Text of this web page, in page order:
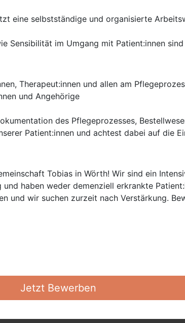
eine selbstständige und organisierte
Sensibilität im Umgang mit Patient:innen
Therapeut:innen und allen am
und Angehörige
des Pflegeprozesses,
Patient:innen und achtest dabei auf die
Tobias in Wörth! Wir sind ein
haben weder demenziell erkrankte
und wir suchen zurzeit nach Verstärkung.
Jetzt Bewerben